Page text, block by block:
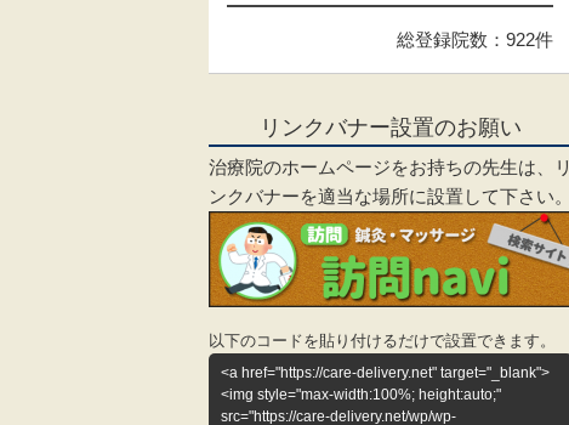
総登録院数：922件
リンクバナー設置のお願い
治療院のホームページをお持ちの先生は、リ
ンクバナーを適当な場所に設置して下さい。
以下のコードを貼り付けるだけで設置できます。
<a href="https://care-delivery.net" target="_blank">
<img style="max-width:100%; height:auto;"
src="https://care-delivery.net/wp/wp-